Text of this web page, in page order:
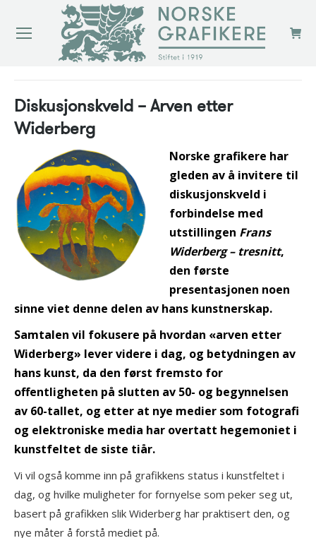
Diskusjonskveld – Arven etter
Widerberg
Norske grafikere har
gleden av å invitere til
diskusjonskveld i
forbindelse med
utstillingen Frans
Widerberg – tresnitt,
den første
presentasjonen noen
sinne viet denne delen av hans kunstnerskap.
Samtalen vil fokusere på hvordan «arven etter
Widerberg» lever videre i dag, og betydningen av
hans kunst, da den først fremsto for
offentligheten på slutten av 50- og begynnelsen
av 60-tallet, og etter at nye medier som fotografi
og elektroniske media har overtatt hegemoniet i
kunstfeltet de siste tiår.
Vi vil også komme inn på grafikkens status i kunstfeltet i
dag, og hvilke muligheter for fornyelse som peker seg ut,
basert på grafikken slik Widerberg har praktisert den, og
nye måter å forstå mediet på.